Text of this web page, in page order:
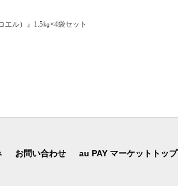
り寄せ 愛媛県 西条市
エル）』1.5㎏×4袋セット
お問い合わせ au PAY マーケットトップ